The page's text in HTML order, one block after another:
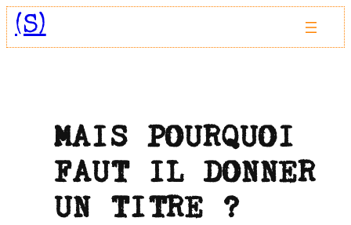
Aller
au(S)
MAIS POURQUOI
FAUT IL DONNER
UN TITRE ?